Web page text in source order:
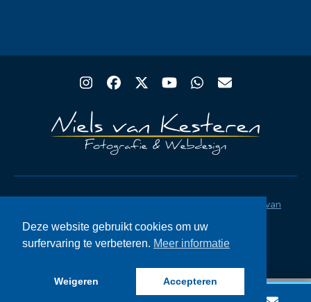
Instagram
Facebook
TwitterYouTubeWhatsapp
Email
Niels van
Kesteren
Privacystatement AVG
Deze website gebruikt cookies om uw
surfervaring te verbeteren. Meer informatie
Weigeren Accepteren